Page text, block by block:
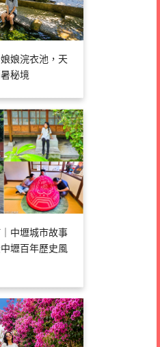
娘浣衣池，天
秘境
中壢城市故事
壢百年歷史風